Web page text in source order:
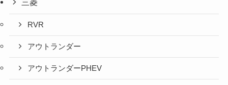
三菱
RVR
アウトランダー
アウトランダーPHEV